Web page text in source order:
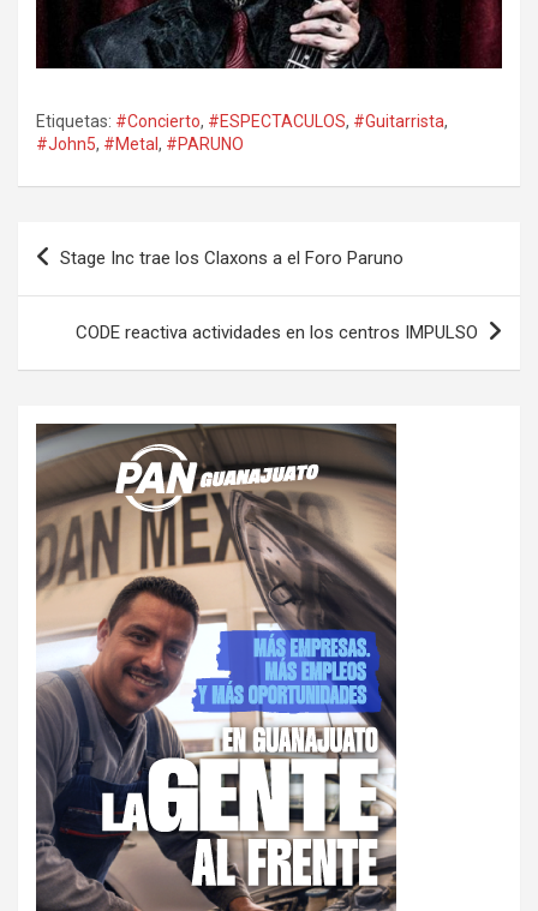
Etiquetas: #Concierto, #ESPECTACULOS, #Guitarrista,
#John5, #Metal , #PARUNO
Navegación
Stage Inc trae los Claxons a el Foro Paruno
CODE reactiva actividades en los centros IMPULSO